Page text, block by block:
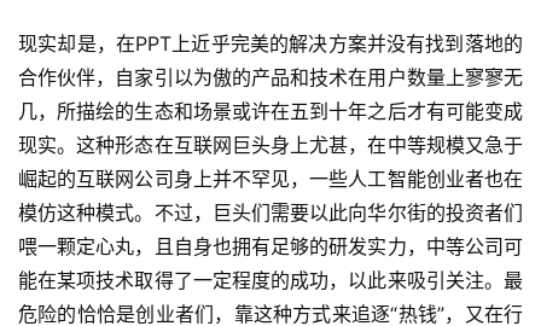
现实却是，在PPT上近乎完美的解决方案并没有找到落地的
合作伙伴，自家引以为傲的产品和技术在用户数量上寥寥无
几，所描绘的生态和场景或许在五到十年之后才有可能变成
现实。这种形态在互联网巨头身上尤甚，在中等规模又急于
崛起的互联网公司身上并不罕见，一些人工智能创业者也在
模仿这种模式。不过，巨头们需要以此向华尔街的投资者们
喂一颗定心丸，且自身也拥有足够的研发实力，中等公司可
能在某项技术取得了一定程度的成功，以此来吸引关注。最
危险的恰恰是创业者们，靠这种方式来追逐“热钱”，又在行